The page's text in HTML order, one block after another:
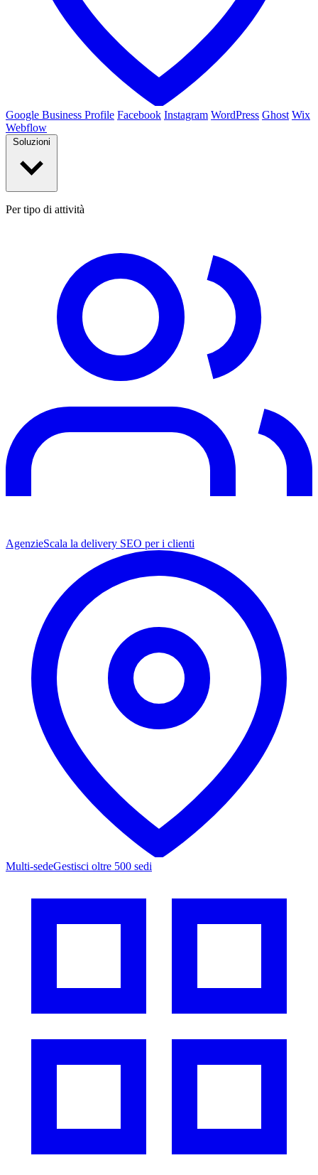
Google Business Profile Facebook Instagram WordPress Ghost Wix
Webflow
Per tipo di attività
AgenzieScala la delivery SEO per i clienti
Multi-sedeGestisci oltre 500 sedi